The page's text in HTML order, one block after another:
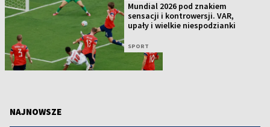
Mundial 2026 pod znakiem
sensacji i kontrowersji. VAR,
upały i wielkie niespodzianki
SPORT
NAJNOWSZE